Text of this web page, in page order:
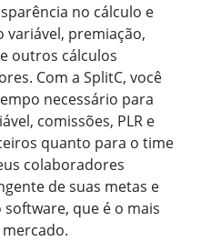
no cálculo e
premiação,
outros cálculos
Com a SplitC, você
necessário para
comissões, PLR e
quanto para o time
colaboradores
de suas metas e
que é o mais